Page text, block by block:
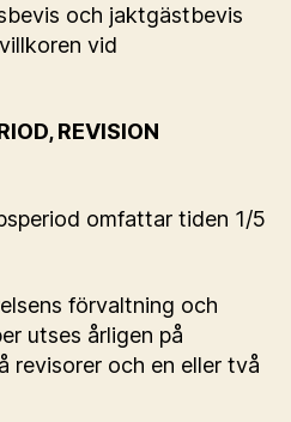
och jaktgästbevis
vid
REVISION
omfattar tiden 1/5
förvaltning och
utses årligen på
revisorer och en eller två